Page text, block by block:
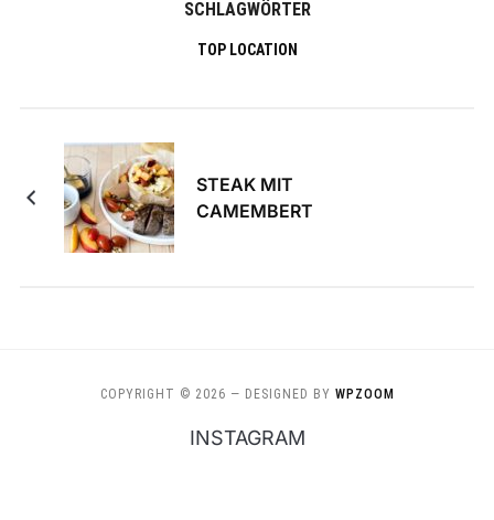
SCHLAGWÖRTER
TOP LOCATION
STEAK MIT
CAMEMBERT
COPYRIGHT © 2026 — DESIGNED BY WPZOOM
INSTAGRAM